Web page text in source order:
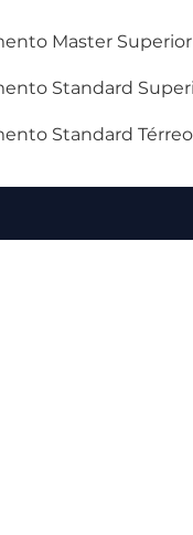
Master
Standard
Standard Térreo